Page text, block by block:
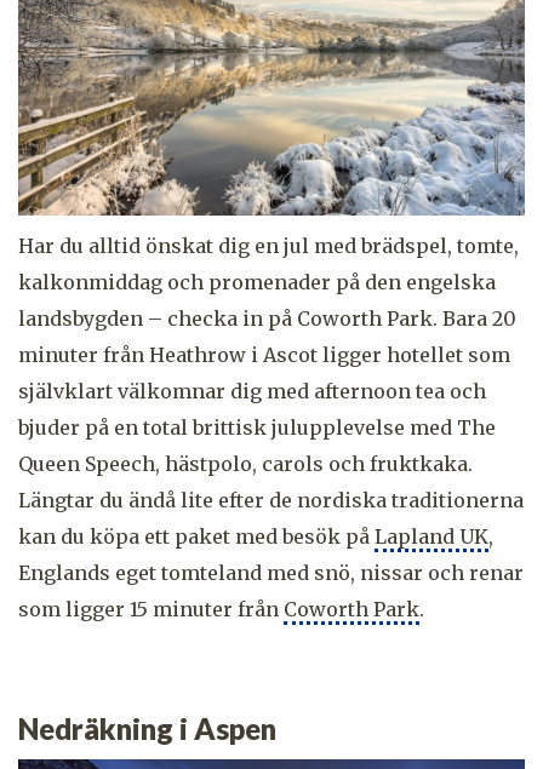
Har du alltid önskat dig en jul med brädspel, tomte,
kalkonmiddag och promenader på den engelska
landsbygden – checka in på Coworth Park. Bara 20
minuter från Heathrow i Ascot ligger hotellet som
självklart välkomnar dig med afternoon tea och
bjuder på en total brittisk julupplevelse med The
Queen Speech, hästpolo, carols och fruktkaka.
Längtar du ändå lite efter de nordiska traditionerna
kan du köpa ett paket med besök på Lapland UK,
Englands eget tomteland med snö, nissar och renar
som ligger 15 minuter från Coworth Park.
Nedräkning i Aspen